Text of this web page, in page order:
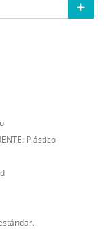
Plástico